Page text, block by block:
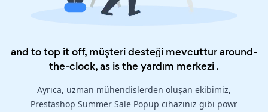
and to top it off, müşteri desteği mevcuttur around-
the-clock, as is theyardım merkezi.
Ayrıca, uzman mühendislerden oluşan ekibimiz,
Prestashop Summer Sale Popup cihazınız gibi powr